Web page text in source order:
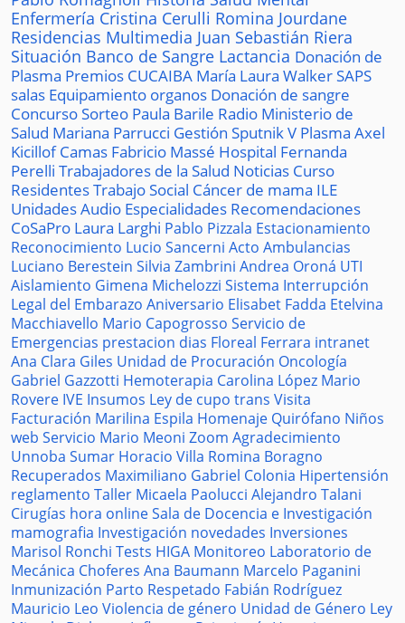
Enfermería Cristina Cerulli Romina Jourdane
Residencias Multimedia Juan Sebastián Riera
Situación Banco de Sangre Lactancia Donación de
Plasma Premios CUCAIBA María Laura WalkerSAPS
salas Equipamiento organos Donación de sangre
ConcursoSorteo Paula Barile Radio Ministerio de
Salud Mariana Parrucci Gestión Sputnik V Plasma Axel
KicillofCamas Fabricio Massé Hospital Fernanda
Perelli Trabajadores de la Salud Noticias Curso
ResidentesTrabajo Social Cáncer de mama ILE
UnidadesAudio Especialidades Recomendaciones
CoSaPro Laura Larghi Pablo Pizzala Estacionamiento
Reconocimiento Lucio Sancerni Acto Ambulancias
Luciano Berestein Silvia Zambrini Andrea Oroná UTI
Aislamiento Gimena Michelozzi Sistema Interrupción
Legal del Embarazo Aniversario Elisabet Fadda Etelvina
Macchiavello Mario Capogrosso Servicio de
Emergencias prestacion dias Floreal Ferrara intranet
Ana Clara Giles Unidad de Procuración Oncología
Gabriel Gazzotti Hemoterapia Carolina López Mario
Rovere IVE Insumos Ley de cupo trans Visita
Facturación Marilina Espila Homenaje Quirófano Niños
web Servicio Mario Meoni Zoom Agradecimiento
Unnoba Sumar Horacio Villa Romina Boragno
Recuperados Maximiliano Gabriel Colonia Hipertensión
reglamento Taller Micaela Paolucci Alejandro Talani
Cirugías hora onlineSala de Docencia e Investigación
mamografia Investigación novedades Inversiones
Marisol Ronchi Tests HIGA Monitoreo Laboratorio de
Mecánica Choferes Ana Baumann Marcelo Paganini
Inmunización Parto Respetado Fabián Rodríguez
Mauricio Leo Violencia de género Unidad de Género Ley